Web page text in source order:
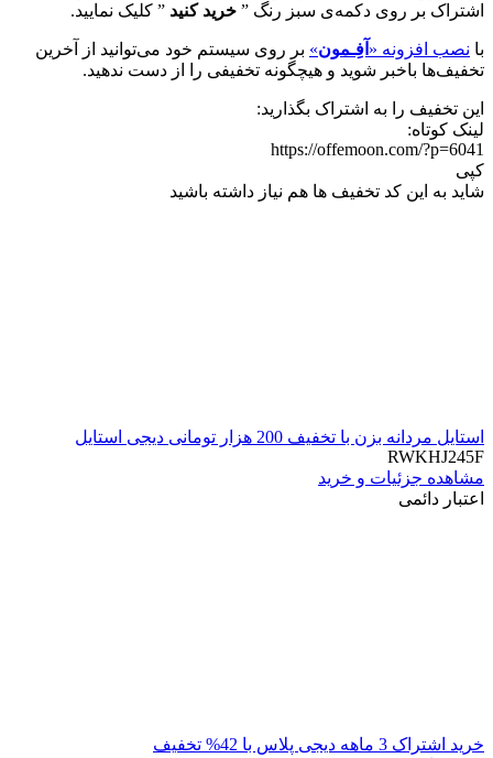
اشتراک بر روی دکمه‌ی سبز رنگ ” خرید کنید ” کلیک نمایید.
با نصب افزونه « آفِـمون» بر روی سیستم خود می‌توانید از آخرین
تخفیف‌ها باخبر شوید و هیچگونه تخفیفی را از دست ندهید.
این تخفیف را به اشتراک بگذارید:
لینک کوتاه:
https://offemoon.com/?p=6041
کپی
شاید به این کد تخفیف ها هم نیاز داشته باشید
استایل مردانه بزن با تخفیف 200 هزار تومانی دیجی استایل
RWKHJ245F
مشاهده جزئیات و خرید
اعتبار دائمی
خرید اشتراک 3 ماهه دیجی پلاس با 42% تخفیف